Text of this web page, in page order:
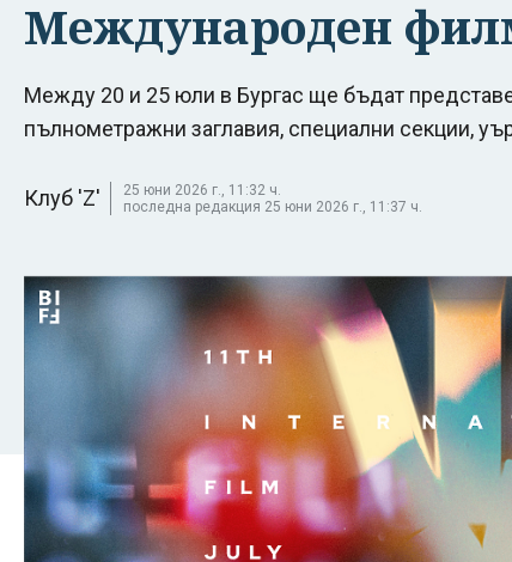
Международен
Между 20 и 25 юли в Бургас ще бъдат
пълнометражни заглавия, специални секции,
Клуб 'Z'
25 юни 2026 г., 11:32 ч.
последна редакция 25 юни 2026 г., 11:37 ч.